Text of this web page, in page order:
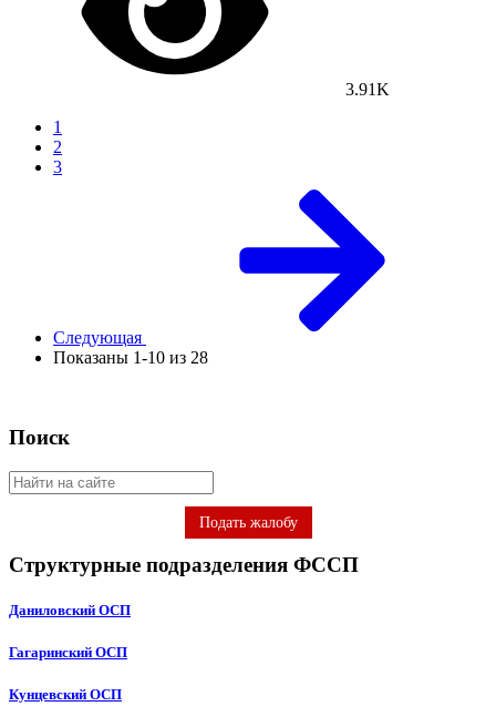
3.91K
1
2
3
Следующая
Показаны 1-10 из 28
Поиск
Подать жалобу
Структурные подразделения ФССП
Даниловский ОСП
Гагаринский ОСП
Кунцевский ОСП